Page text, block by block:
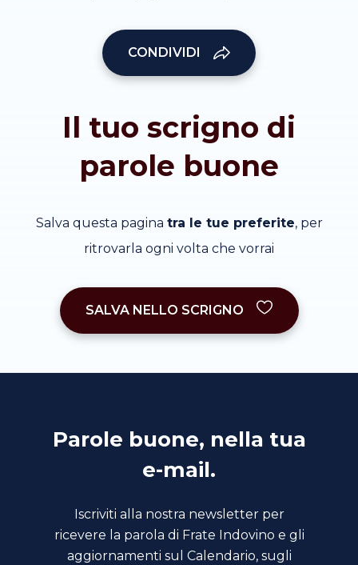
CONDIVIDI
Il tuo scrigno di
parole buone
Salva questa pagina tra le tue preferite, per
ritrovarla ogni volta che vorrai
SALVA NELLO SCRIGNO
Parole buone, nella tua
e-mail.
Iscriviti alla nostra newsletter per
ricevere la parola di Frate Indovino e gli
aggiornamenti sul Calendario, sugli